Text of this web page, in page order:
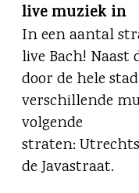
live muziek in
In een aantal
live Bach! Naast
door de hele
verschillende
volgende
straten:
de Javastraat.